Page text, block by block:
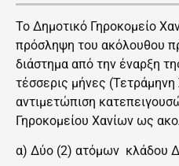
Το Δημοτικό Γηροκομείο
πρόσληψη του ακόλουθου
διάστημα από την έναρξη
τέσσερις μήνες (Τετράμηνη
αντιμετώπιση
Γηροκομείου Χανίων ως
α) Δύο (2) ατόμων κλάδου